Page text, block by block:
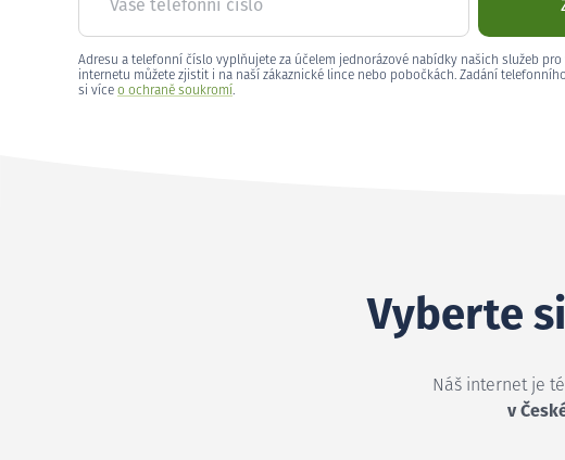
Vaše telefonní číslo
Adresu a telefonní číslo vyplňujete za účelem jednorázové nabídky našich služeb
internetu můžete zjistit i na naší zákaznické lince nebo pobočkách. Zadání
si více o ochraně soukromí.
Vyberte
Náš internet je
v